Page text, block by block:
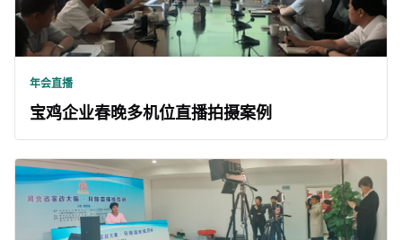
年会直播
宝鸡企业春晚多机位直播拍摄案例